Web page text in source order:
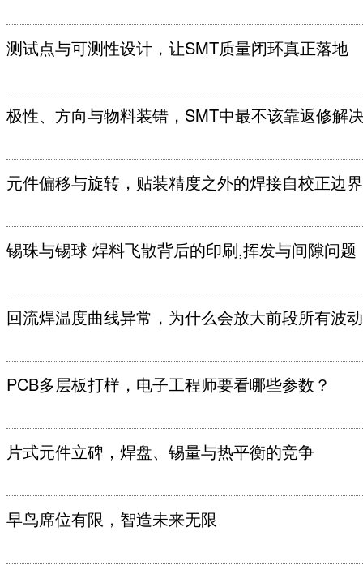
测试点与可测性设计，让SMT质量闭环真正落地
极性、方向与物料装错，SMT中最不该靠返修解
元件偏移与旋转，贴装精度之外的焊接自校正边界
锡珠与锡球 焊料飞散背后的印刷,挥发与间隙问题
回流焊温度曲线异常，为什么会放大前段所有波动
PCB多层板打样，电子工程师要看哪些参数？
片式元件立碑，焊盘、锡量与热平衡的竞争
早鸟席位有限，智造未来无限